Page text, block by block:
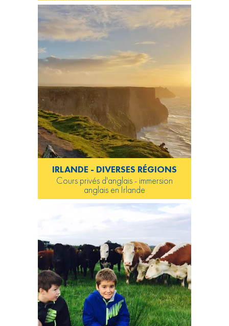
IRLANDE - DIVERSES RÉGIONS
Cours privés d'anglais - immersion
anglais en Irlande